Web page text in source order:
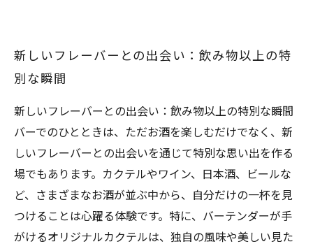
新しいフレーバーとの出会い：飲み物以上の特
別な瞬間
新しいフレーバーとの出会い：飲み物以上の特別な瞬間
バーでのひとときは、ただお酒を楽しむだけでなく、新
しいフレーバーとの出会いを通じて特別な思い出を作る
場でもあります。カクテルやワイン、日本酒、ビールな
ど、さまざまなお酒が並ぶ中から、自分だけの一杯を見
つけることは心躍る体験です。特に、バーテンダーが手
がけるオリジナルカクテルは、独自の風味や美しい見た